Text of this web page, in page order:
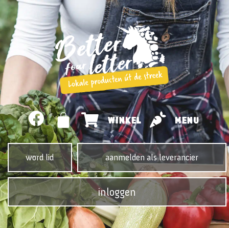
WINKEL MENU
word lid aanmelden als leverancier
inloggen